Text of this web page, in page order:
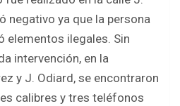
negativo ya que la persona
elementos ilegales. Sin
intervención, en la
y J. Odiard, se encontraron
calibres y tres teléfonos